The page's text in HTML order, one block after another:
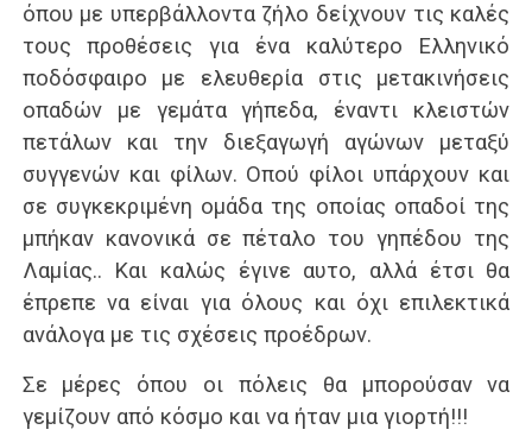
όπου με υπερβάλλοντα ζήλο δείχνουν τις καλές
τους προθέσεις για ένα καλύτερο Ελληνικό
ποδόσφαιρο με ελευθερία στις μετακινήσεις
οπαδών με γεμάτα γήπεδα, έναντι κλειστών
πετάλων και την διεξαγωγή αγώνων μεταξύ
συγγενών και φίλων. Οπού φίλοι υπάρχουν και
σε συγκεκριμένη ομάδα της οποίας οπαδοί της
μπήκαν κανονικά σε πέταλο του γηπέδου της
Λαμίας.. Και καλώς έγινε αυτο, αλλά έτσι θα
έπρεπε να είναι για όλους και όχι επιλεκτικά
ανάλογα με τις σχέσεις προέδρων.
Σε μέρες όπου οι πόλεις θα μπορούσαν να
γεμίζουν από κόσμο και να ήταν μια γιορτή!!!